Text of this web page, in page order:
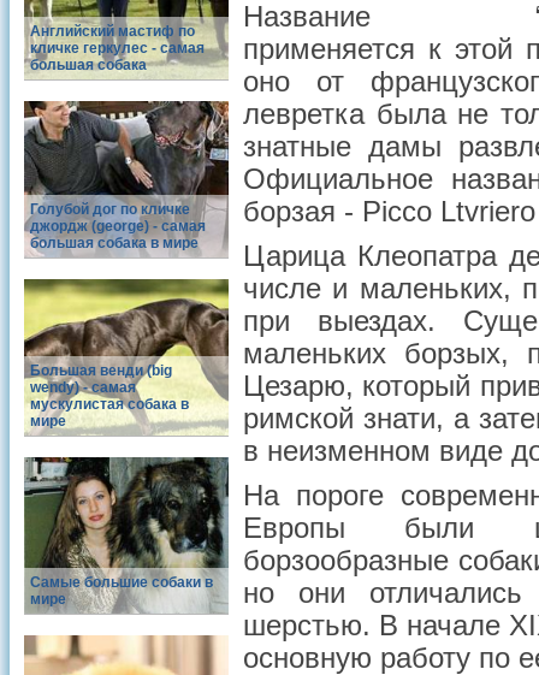
Английский мастиф по
кличке геркулес - самая
большая собака
Голубой дог по кличке
джордж (george) - самая
большая собака в мире
Большая венди (big
wendy) - самая
мускулистая собака в
мире
Самые большие собаки в
мире
Название
применяется к этой
оно от
левретка была не
знатные дамы
Официальное
борзая - Рiссо
Царица Клеопатра
числе и маленьких,
при выездах.
маленьких борзых,
Цезарю, который
римской знати, а
в неизменном виде
На пороге
Европы были
борзообразные
но они
шерстью. В начале
основную работу по